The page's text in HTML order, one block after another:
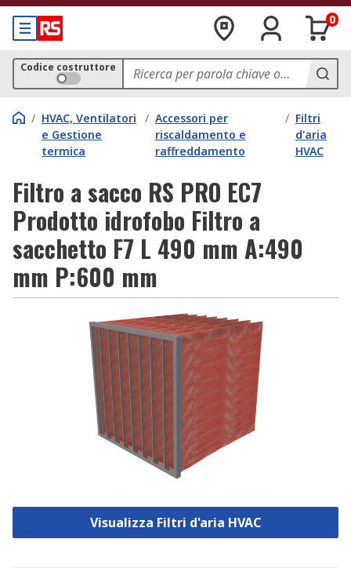
0
Codice costruttore
/ HVAC, Ventilatori
e Gestione
termica
/ Accessori per
riscaldamento e
raffreddamento
/ Filtri
d'aria
HVAC
Filtro a sacco RS PRO EC7
Prodotto idrofobo Filtro a
sacchetto F7 L 490 mm A:490
mm P:600 mm
Visualizza Filtri d'aria HVAC